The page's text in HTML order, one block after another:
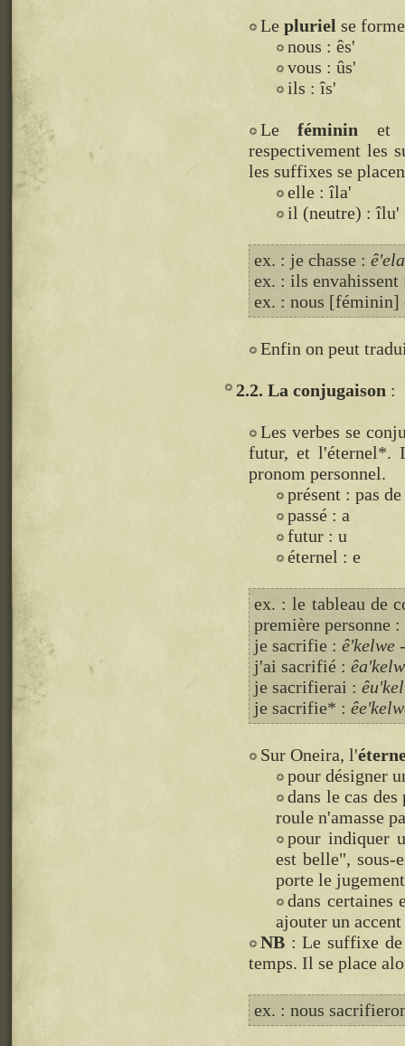
Le pluriel se
nous : ês'
vous : ûs'
ils : îs'
Leféminin et
respectivement les
les suffixes se
elle : îla'
il (neutre) : îlu'
ex. : je chasse :
ex. : ils
ex. : nous [féminin]
Enfin on peut
2.2. La conjugaison
Les verbes se
futur, et l'éternel*.
pronom personnel.
présent : pas
passé : a
futur : u
éternel : e
ex. : le tableau de
première personne :
je sacrifie : ê'kelwe
j'ai sacrifié :
je sacrifierai :
je sacrifie* :
Sur Oneira, l'
pour désigner
dans le cas
roule n'amasse
pour indiquer
est belle", sous-
porte le
dans certaines
ajouter un
NB : Le suffixe
temps. Il se place
ex. : nous